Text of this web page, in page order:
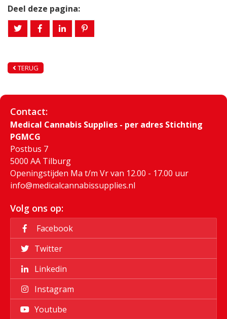
Deel deze pagina:
TERUG
Contact:
Medical Cannabis Supplies - per adres Stichting
PGMCG
Postbus 7
5000 AA Tilburg
Openingstijden Ma t/m Vr van 12.00 - 17.00 uur
info@medicalcannabissupplies.nl
Volg ons op:
Facebook
Twitter
Linkedin
Instagram
Youtube